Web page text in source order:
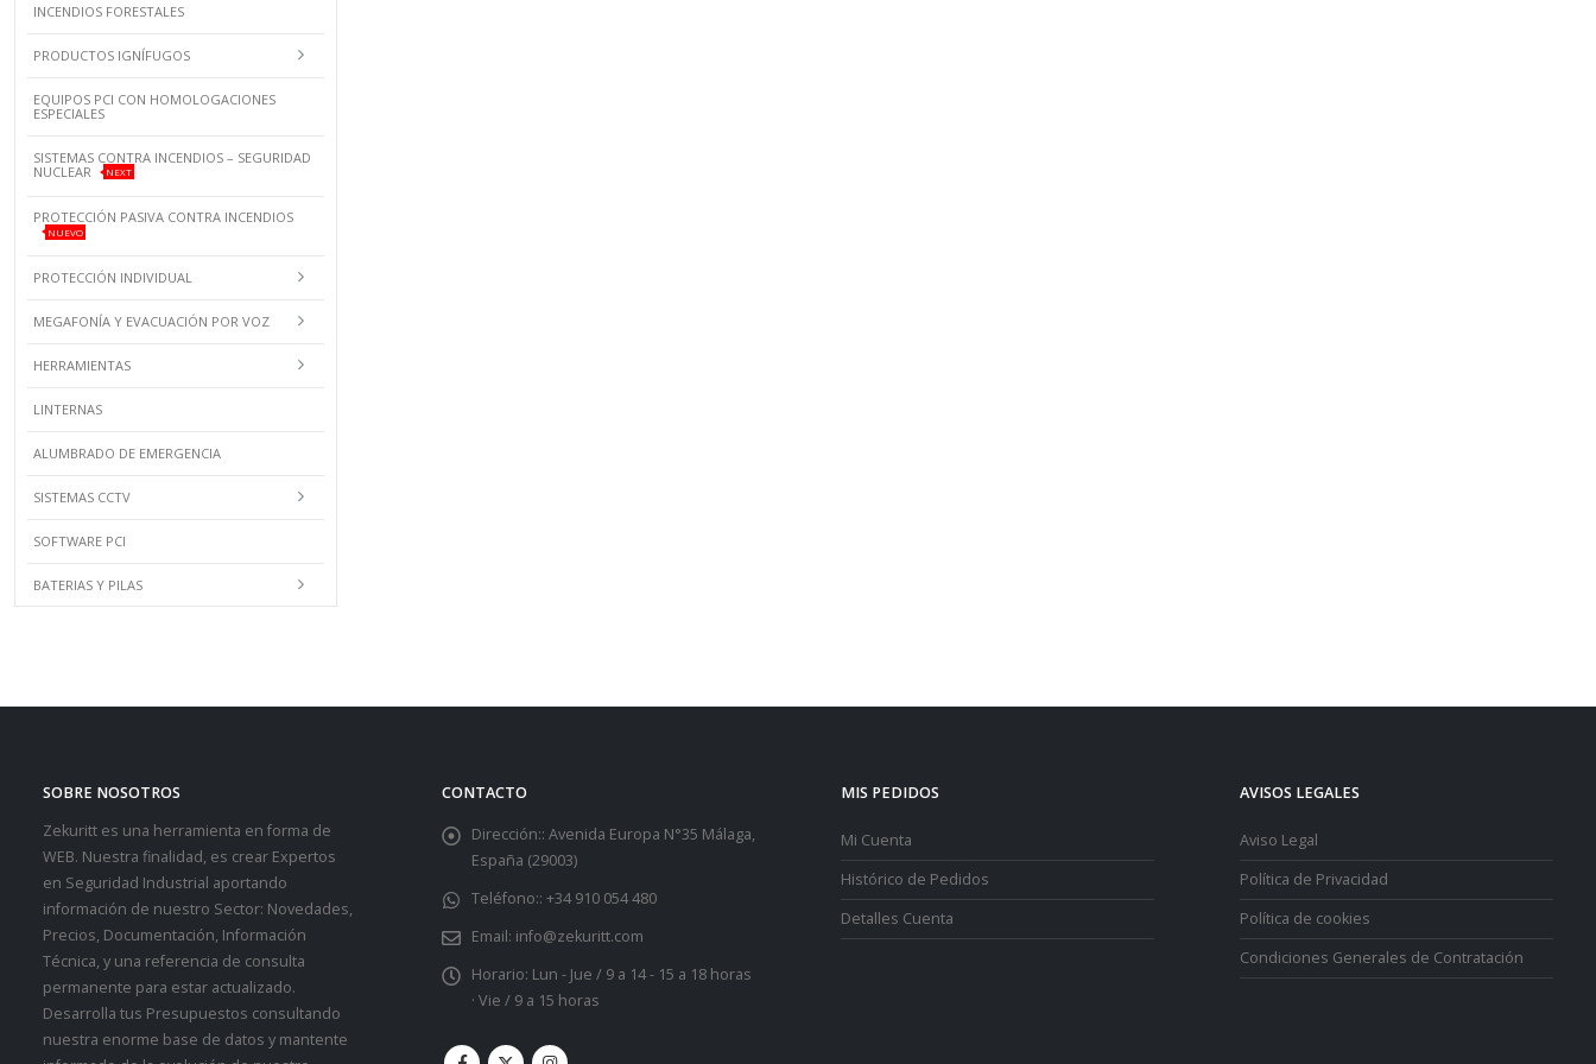
INCENDIOS FORESTALES
PRODUCTOS IGNÍFUGOS
EQUIPOS PCI CON HOMOLOGACIONES
ESPECIALES
SISTEMAS CONTRA INCENDIOS – SEGURIDAD
NUCLEAR
NEXT
PROTECCIÓN PASIVA CONTRA INCENDIOS
NUEVO
PROTECCIÓN INDIVIDUAL
MEGAFONÍA Y EVACUACIÓN POR VOZ
HERRAMIENTAS
LINTERNAS
ALUMBRADO DE EMERGENCIA
SISTEMAS CCTV
SOFTWARE PCI
BATERIAS Y PILAS
SOBRE NOSOTROS
Zekuritt es una herramienta en forma de
WEB. Nuestra finalidad, es crear Expertos
en Seguridad Industrial aportando
información de nuestro Sector: Novedades,
Precios, Documentación, Información
Técnica, y una referencia de consulta
permanente para estar actualizado.
Desarrolla tus Presupuestos consultando
nuestra enorme base de datos y mantente
CONTACTO
Dirección:: Avenida Europa N°35 Málaga,
España (29003)
Teléfono:: +34 910 054 480
Email: info@zekuritt.com
Horario: Lun - Jue / 9 a 14 - 15 a 18 horas
· Vie / 9 a 15 horas
MIS PEDIDOS
Mi Cuenta
Histórico de Pedidos
Detalles Cuenta
AVISOS LEGALES
Aviso Legal
Política de Privacidad
Política de cookies
Condiciones Generales de Contratación